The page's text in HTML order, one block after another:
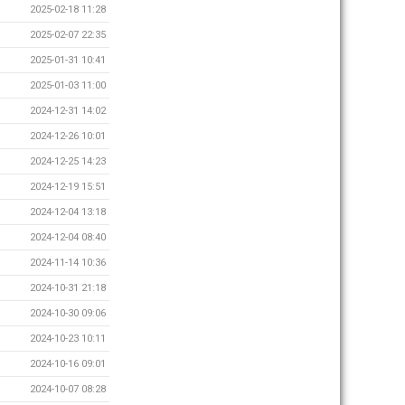
2025-02-18 11:28
2025-02-07 22:35
2025-01-31 10:41
2025-01-03 11:00
2024-12-31 14:02
2024-12-26 10:01
2024-12-25 14:23
2024-12-19 15:51
2024-12-04 13:18
2024-12-04 08:40
2024-11-14 10:36
2024-10-31 21:18
2024-10-30 09:06
2024-10-23 10:11
2024-10-16 09:01
2024-10-07 08:28